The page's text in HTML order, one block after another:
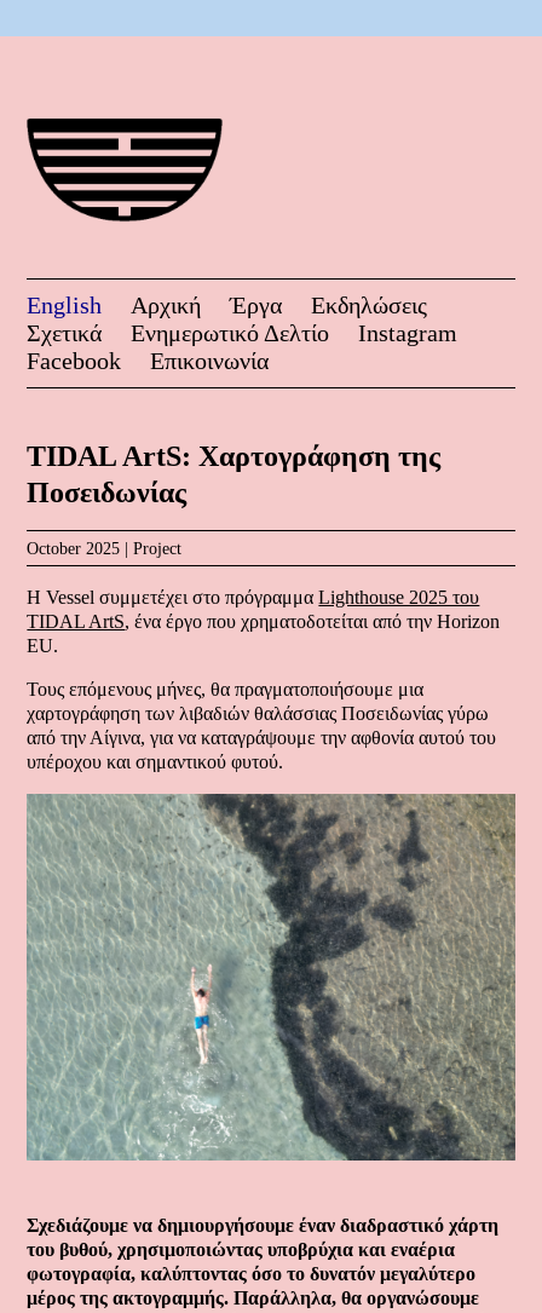
English Αρχική Έργα
Εκδηλώσεις
Σχετικά
Ενημερωτικό Δελτίο
Instagram
Facebook
Επικοινωνία
TIDAL ArtS: Χαρτογράφηση της
Ποσειδωνίας
October 2025 |Project
Η Vessel συμμετέχει στο πρόγραμμαLighthouse 2025 του
TIDAL ArtS, ένα έργο που χρηματοδοτείται από την Horizon
EU.
Τους επόμενους μήνες, θα πραγματοποιήσουμε μια
χαρτογράφηση των λιβαδιών θαλάσσιας Ποσειδωνίας γύρω
από την Αίγινα, για να καταγράψουμε την αφθονία αυτού του
υπέροχου και σημαντικού φυτού.
Σχεδιάζουμε να δημιουργήσουμε έναν διαδραστικό χάρτη
του βυθού, χρησιμοποιώντας υποβρύχια και εναέρια
φωτογραφία, καλύπτοντας όσο το δυνατόν μεγαλύτερο
μέρος της ακτογραμμής. Παράλληλα, θα οργανώσουμε